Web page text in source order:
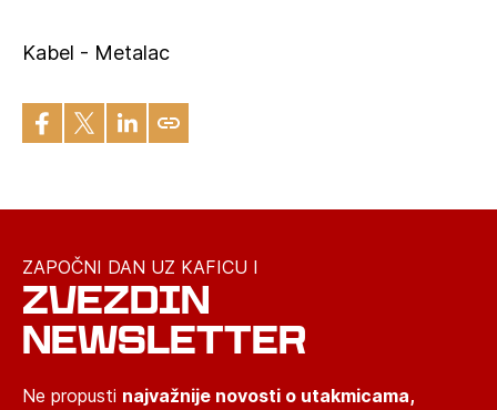
Kabel - Metalac
ZAPOČNI DAN UZ KAFICU I
ZVEZDIN
NEWSLETTER
Ne propusti najvažnije novosti o utakmicama,